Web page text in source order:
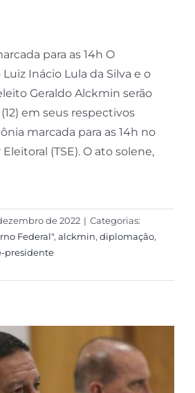
para as 14h O
Inácio Lula da Silva e o
Geraldo Alckmin serão
em seus respectivos
marcada para as 14h no
(TSE). O ato solene,
de 2022 | Categorias:
Federal", alckmin, diplomação,
presidente